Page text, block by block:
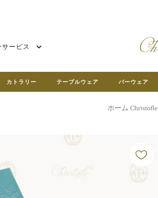
ービス
カトラリー テーブルウェア バーウェア
ホーム Christofle